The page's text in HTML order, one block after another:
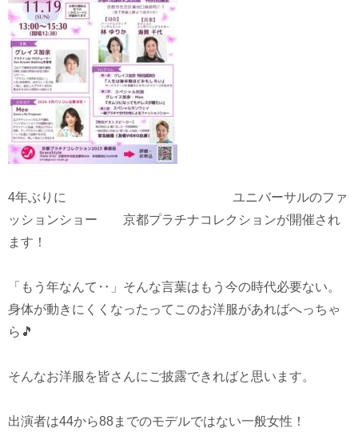
4年ぶりに ユニバーサルのファ
ッションショー 京都プラチナコレクションが開催され
ます！
「もう年なんて‥」そんな言葉はもう今の時代必要ない。
身体が動きにくくなったってこのお洋服があればへっちゃ
ら🎵
そんなお洋服を皆さんにご披露できればと思います。
出演者は44から88までのモデルではない一般女性！